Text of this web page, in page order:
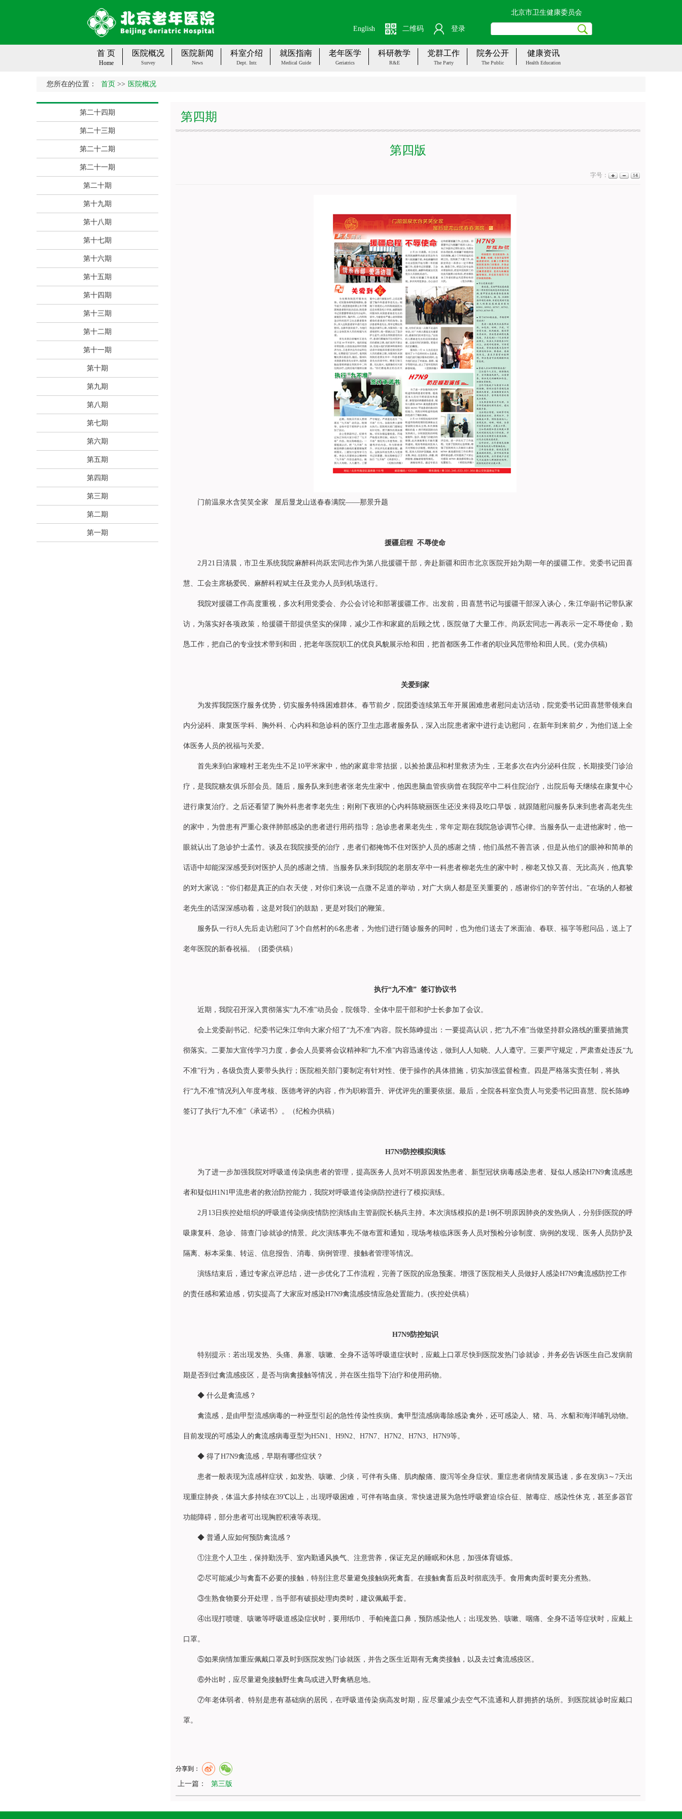
北京市卫生健康委员会
二维码 登录
English
首 页
Home
医院概况
Survey
医院新闻
News
科室介绍
Dept. Intr.
就医指南
Medical Guide
老年医学
Geriatrics
科研教学
R&E
党群工作
The Party
院务公开
The Public
健康资讯
Health Education
您所在的位置： 首页 >> 医院概况
第二十四期
第二十三期
第二十二期
第二十一期
第二十期
第十九期
第十八期
第十七期
第十六期
第十五期
第十四期
第十三期
第十二期
第十一期
第十期
第九期
第八期
第七期
第六期
第五期
第四期
第三期
第二期
第一期
第四期
第四版
字号：
门前温泉水含笑笑全家 屋后显龙山送春春满院——那景升题
援疆启程 不辱使命
2月21日清晨，市卫生系统我院麻醉科尚跃宏同志作为第八批援疆干部，奔赴新疆和田市北京医院开始为期一年的援疆工作。党委书记田喜
慧、工会主席杨爱民、 麻醉科程斌主任及党办人员到机场送行。
我院对援疆工作高度重视，多次利用党委会、办公会讨论和部署援疆工作。出发前，田喜慧书记与援疆干部深入谈心，朱江华副书记带队家
访，为落实好各项政策，给援疆干部提供坚实的保障，减少工作和家庭的后顾之忧，医院做了大量工作。尚跃宏同志一再表示一定不辱使命，勤
恳工作，把自己的专业技术带到和田，把老年医院职工的优良风貌展示给和田，把首都医务工作者的职业风范带给和田人民。(党办供稿)
关爱到家
为发挥我院医疗服务优势，切实服务特殊困难群体。春节前夕，院团委连续第五年开展困难患者慰问走访活动，院党委书记田喜慧带领来自
内分泌科、 康复医学科、 胸外科、心内科和急诊科的医疗卫生志愿者服务队，深入出院患者家中进行走访慰问，在新年到来前夕，为他们送上全
体医务人员的祝福与关爱。
首先来到白家疃村王老先生不足10平米家中，他的家庭非常拮据，以捡拾废品和村里救济为生，王老多次在内分泌科住院，长期接受门诊治
疗，是我院糖友俱乐部会员。随后，服务队来到患者张老先生家中，他因患脑血管疾病曾在我院卒中二科住院治疗，出院后每天继续在康复中心
进行康复治疗。之后还看望了 胸外科患者李老先生；刚刚下夜班的心内科陈晓丽 医生还没来得及吃口早饭，就跟随慰问服务队来到患者高老先生
的家中，为曾患有严重心衰伴肺部感染的患者进行用药指导；急诊患者果老先生，常年定期在我院急诊调节心律。当服务队一走进他家时，他一
眼就认出了急诊护士孟竹。谈及在我院接受的治疗，患者们都掩饰不住对医护人员的感谢之情，他们虽然不善言谈，但是从他们的眼神和简单的
话语中却能深深感受到对医护人员的感谢之情。当服务队来到我院的老朋友卒中一科患者柳老先生的家中时，柳老又惊又喜、无比高兴，他真挚
的对大家说：“你们都是真正的白衣天使，对你们来说一点微不足道的举动，对广大病人都是至关重要的，感谢你们的辛苦付出。”在场的人都被
老先生的话深深感动着，这是对我们的鼓励，更是对我们的鞭策。
服务队一行8人先后走访慰问了3个自然村的6名患者，为他们进行随诊服务的同时，也为他们送去了米面油、春联、福字等慰问品，送上了
老年医院的新春祝福。（团委供稿）
执行“九不准” 签订协议书
近期，我院召开深入贯彻落实“九不准”动员会，院领导、全体中层干部和护士长参加了会议。
会上党委副书记、纪委书记朱江华向大家介绍了“九不准”内容。院长陈峥提出：一要提高认识，把“九不准”当做坚持群众路线的重要措施贯
彻落实。二要加大宣传学习力度，参会人员要将会议精神和“九不准”内容迅速传达，做到人人知晓、人人遵守。三要严守规定，严肃查处违反“九
不准”行为，各级负责人要带头执行；医院相关部门要制定有针对性、便于操作的具体措施，切实加强监督检查。四是严格落实责任制，将执
行“九不准”情况列入年度考核、医德考评的内容，作为职称晋升、评优评先的重要依据。最后，全院各科室负责人与党委书记田喜慧、院长陈峥
签订了执行“九不准”《承诺书》。（纪检办供稿）
H7N9防控模拟演练
为了进一步加强我院对呼吸道传染病患者的管理，提高医务人员对不明原因发热患者、新型冠状病毒感染患者、疑似人感染H7N9禽流感患
者和疑似H1N1甲流患者的救治防控能力，我院对呼吸道传染病防控进行了模拟演练。
2月13日疾控处组织的呼吸道传染病疫情防控演练由主管副院长杨兵主持。本次演练模拟的是1例不明原因肺炎的发热病人，分别到医院的呼
吸康复科、急诊、筛查门诊就诊的情景。此次演练事先不做布置和通知，现场考核临床医务人员对预检分诊制度、病例的发现、医务人员防护及
隔离、标本采集、转运、信息报告、消毒、病例管理、接触者管理等情况。
演练结束后，通过专家点评总结，进一步优化了工作流程，完善了医院的应急预案。增强了医院相关人员做好人感染H7N9禽流感防控工作
的责任感和紧迫感，切实提高了大家应对感染H7N9禽流感疫情应急处置能力。 (疾控处供稿）
H7N9防控知识
特别提示：若出现发热、头痛、鼻塞、咳嗽、全身不适等呼吸道症状时，应戴上口罩尽快到医院发热门诊就诊，并务必告诉医生自己发病前
期是否到过禽流感疫区，是否与病禽接触等情况，并在医生指导下治疗和使用药物。
◆ 什么是禽流感？
禽流感，是由甲型流感病毒的一种亚型引起的急性传染性疾病。禽甲型流感病毒除感染禽外，还可感染人、猪、马、水貂和海洋哺乳动物。
目前发现的可感染人的禽流感病毒亚型为H5N1、H9N2、H7N7、H7N2、H7N3、H7N9等。
◆ 得了H7N9禽流感，早期有哪些症状？
患者一般表现为流感样症状，如发热、咳嗽、少痰，可伴有头痛、肌肉酸痛、腹泻等全身症状。重症患者病情发展迅速，多在发病3～7天出
现重症肺炎，体温大多持续在39℃以上，出现呼吸困难，可伴有咯血痰。常快速进展为急性呼吸窘迫综合征、脓毒症、感染性休克，甚至多器官
功能障碍，部分患者可出现胸腔积液等表现。
◆ 普通人应如何预防禽流感？
①注意个人卫生，保持勤洗手、室内勤通风换气、注意营养，保证充足的睡眠和休息，加强体育锻炼。
②尽可能减少与禽畜不必要的接触，特别注意尽量避免接触病死禽畜。在接触禽畜后及时彻底洗手。食用禽肉蛋时要充分煮熟。
③生熟食物要分开处理，当手部有破损处理肉类时，建议佩戴手套。
④出现打喷嚏、咳嗽等呼吸道感染症状时，要用纸巾、手帕掩盖口鼻，预防感染他人；出现发热、咳嗽、咽痛、全身不适等症状时，应戴上
口罩。
⑤如果病情加重应佩戴口罩及时到医院发热门诊就医，并告之医生近期有无禽类接触，以及去过禽流感疫区。
⑥外出时，应尽量避免接触野生禽鸟或进入野禽栖息地。
⑦年老体弱者、特别是患有基础病的居民，在呼吸道传染病高发时期，应尽量减少去空气不流通和人群拥挤的场所。到医院就诊时应戴口
罩。
分享到：
上一篇： 第三版